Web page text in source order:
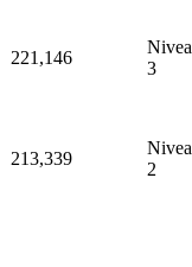
221,146
3
213,339
2